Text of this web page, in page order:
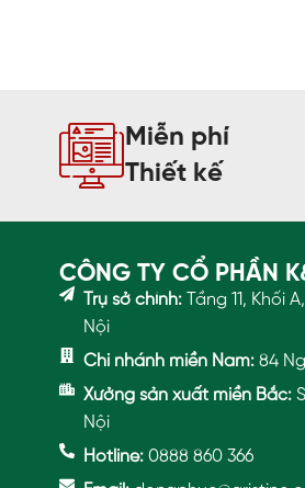
Miễn phí
Thiết kế
CÔNG TY CỔ PHẦN
Trụ sở chính: Tầng 11, Khối
Nội
Chi nhánh miền Nam: 84
Xưởng sản xuất miền Bắc:
Nội
Hotline: 0888 860 366